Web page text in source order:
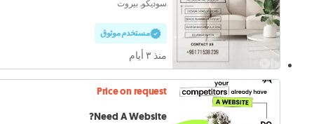
سوديكو, بيروت
مستخدم موثوق
منذ ٣ أيام
Price on request
Need A Website?